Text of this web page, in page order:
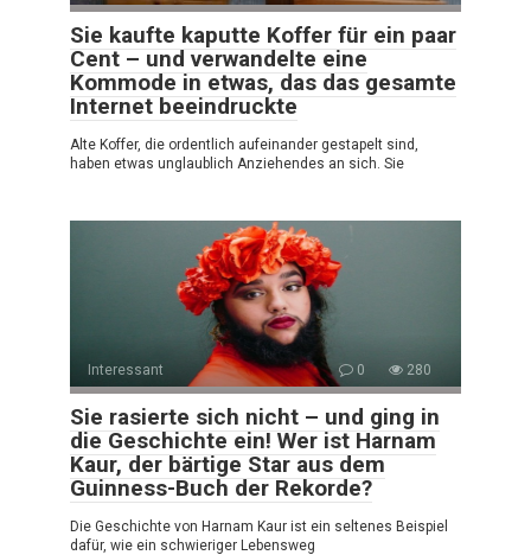
Sie kaufte kaputte Koffer für ein paar
Cent – und verwandelte eine
Kommode in etwas, das das gesamte
Internet beeindruckte
Alte Koffer, die ordentlich aufeinander gestapelt sind,
haben etwas unglaublich Anziehendes an sich. Sie
Interessant 0 280
Sie rasierte sich nicht – und ging in
die Geschichte ein! Wer ist Harnam
Kaur, der bärtige Star aus dem
Guinness-Buch der Rekorde?
Die Geschichte von Harnam Kaur ist ein seltenes Beispiel
dafür, wie ein schwieriger Lebensweg